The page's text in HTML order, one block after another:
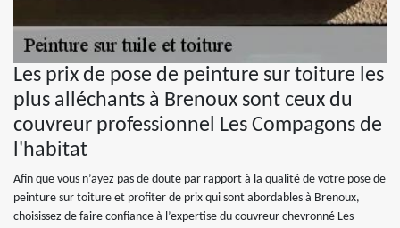
Les prix de pose de peinture sur toiture les
plus alléchants à Brenoux sont ceux du
couvreur professionnel Les Compagons de
l'habitat
Afin que vous n’ayez pas de doute par rapport à la qualité de votre pose de
peinture sur toiture et profiter de prix qui sont abordables à Brenoux,
choisissez de faire confiance à l’expertise du couvreur chevronné Les